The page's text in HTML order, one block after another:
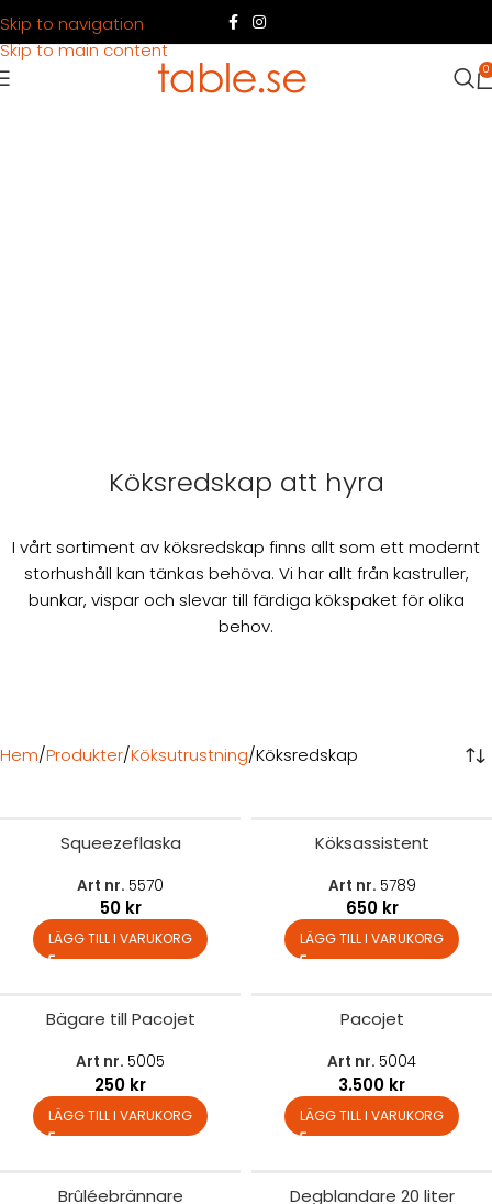
Skip to navigation
Skip to main content
0
Köksredskap att hyra
I vårt sortiment av köksredskap finns allt som ett modernt
storhushåll kan tänkas behöva. Vi har allt från kastruller,
bunkar, vispar och slevar till färdiga kökspaket för olika
behov.
Hem Produkter Köksutrustning Köksredskap
Squeezeflaska
Art nr. 5570
50 kr
LÄGG TILL I VARUKORG
Köksassistent
Art nr. 5789
650 kr
LÄGG TILL I VARUKORG
Bägare till Pacojet
Art nr. 5005
250 kr
LÄGG TILL I VARUKORG
Pacojet
Art nr. 5004
3.500 kr
LÄGG TILL I VARUKORG
Brûléebrännare Degblandare 20 liter